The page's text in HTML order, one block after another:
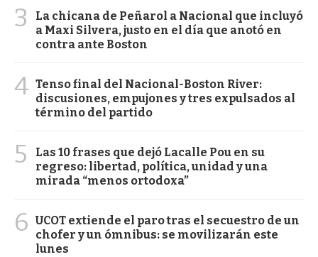
3
La chicana de Peñarol a Nacional que incluyó
a Maxi Silvera, justo en el día que anotó en
contra ante Boston
4 Tenso final del Nacional-Boston River:
discusiones, empujones y tres expulsados al
término del partido
5
Las 10 frases que dejó Lacalle Pou en su
regreso: libertad, política, unidad y una
mirada “menos ortodoxa”
6 UCOT extiende el paro tras el secuestro de un
chofer y un ómnibus: se movilizarán este
lunes